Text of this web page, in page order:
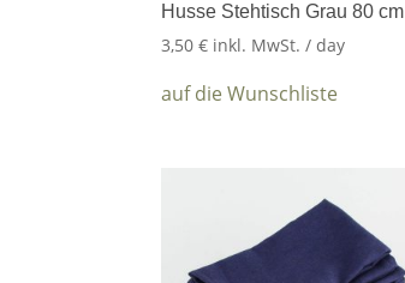
Husse Stehtisch Grau 80 cm
3,50€ inkl. MwSt. / day
auf die Wunschliste